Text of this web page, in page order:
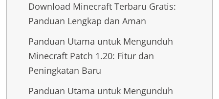
Download Minecraft Terbaru Gratis:
Panduan Lengkap dan Aman
Panduan Utama untuk Mengunduh
Minecraft Patch 1.20: Fitur dan
Peningkatan Baru
Panduan Utama untuk Mengunduh